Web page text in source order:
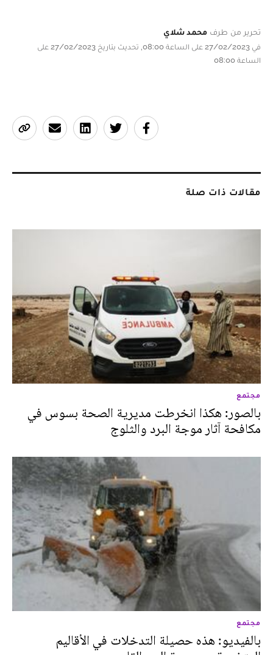
تحرير من طرف محمد شلاي
في 27/02/2023 على الساعة 08:00, تحديث بتاريخ 27/02/2023 على
الساعة 08:00
مقالات ذات صلة
مجتمع
بالصور: هكذا انخرطت مديرية الصحة بسوس في
مكافحة آثار موجة البرد والثلوج
مجتمع
بالفيديو: هذه حصيلة التدخلات في الأقاليم